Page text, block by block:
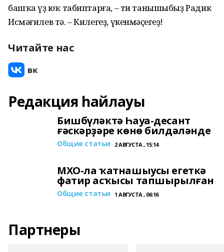
башҡа һүҙ юҡ табиптарға, – ти танышыбыҙ Радик
Исмәғилев тә. – Килегеҙ, үкенмәҫһегеҙ!
Читайте нас
Редакция һайлауы
Бишбүләктә Һауа-десант
ғәскәрҙәре көнө билдәләнде
Общие статьи 2 АВГУСТА , 15:14
МХО-ла ҡатнашыусы егеткә
фатир асҡысы тапшырылған
Общие статьи 1 АВГУСТА , 06:16
Партнеры